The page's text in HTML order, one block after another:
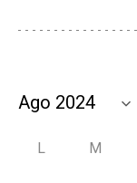
L M